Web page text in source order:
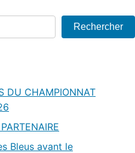
Rechercher
DU CHAMPIONNAT
Bleus avant le